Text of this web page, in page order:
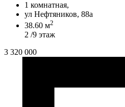
1 комнатная,
ул Нефтяников, 88а
38.60 м2
2 /9 этаж
3 320 000